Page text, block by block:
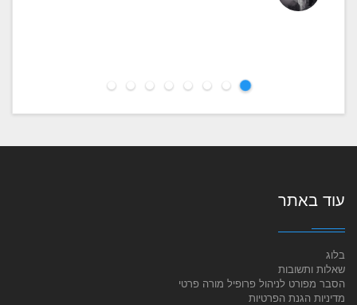
עוד באתר
בלוג
שאלות ותשובות
הסבר מפורט לניהול פרופיל מורה פרטי
מדיניות הגנת הפרטיות